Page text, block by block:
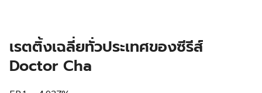
เรตติ้งเฉลี่ยทั่วประเทศของซีรีส์
Doctor Cha